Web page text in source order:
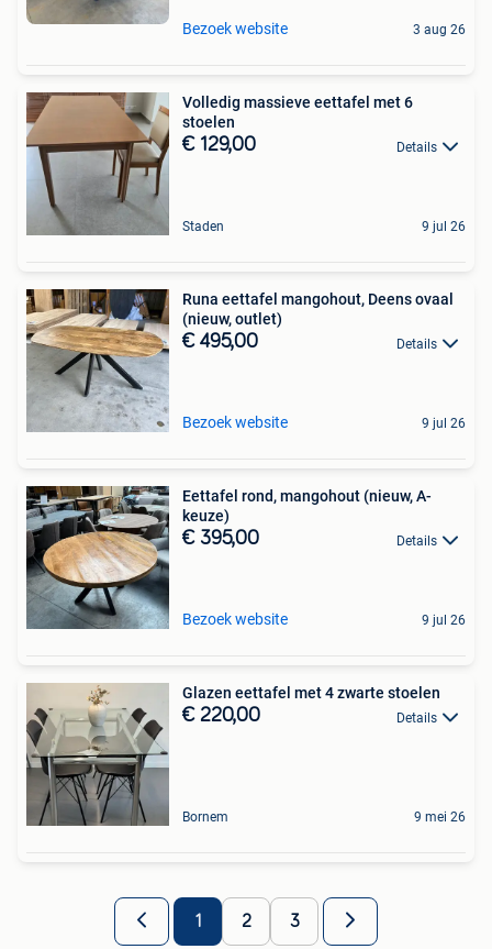
Bezoek website 3 aug 26
Volledig massieve eettafel met 6
stoelen
€ 129,00 Details
Staden 9 jul 26
Runa eettafel mangohout, Deens ovaal
(nieuw, outlet)
€ 495,00 Details
Bezoek website 9 jul 26
Eettafel rond, mangohout (nieuw, A-
keuze)
€ 395,00 Details
Bezoek website 9 jul 26
Glazen eettafel met 4 zwarte stoelen
€ 220,00 Details
Bornem 9 mei 26
1 2 3